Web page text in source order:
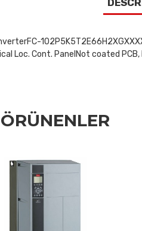
Loc. Cont. PanelNot coated